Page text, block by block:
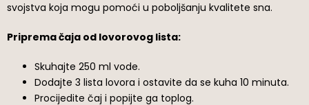
svojstva koja mogu pomoći u poboljšanju kvalitete sna.
Priprema čaja od lovorovog lista:
Skuhajte 250 ml vode.
Dodajte 3 lista lovora i ostavite da se kuha 10 minuta.
Procijedite čaj i popijte ga toplog.